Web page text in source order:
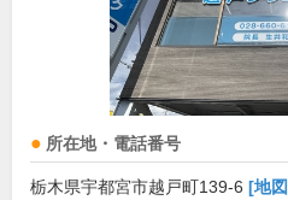
所在地・電話番号
栃木県宇都宮市越戸町139-6 [地